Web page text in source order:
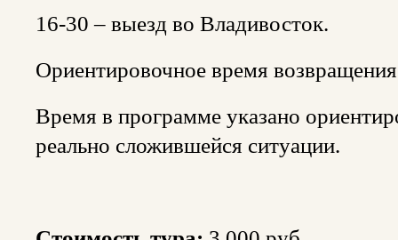
16-30 – выезд во Владивосток.
Ориентировочное время
Время в программе указано
реально сложившейся ситуации.